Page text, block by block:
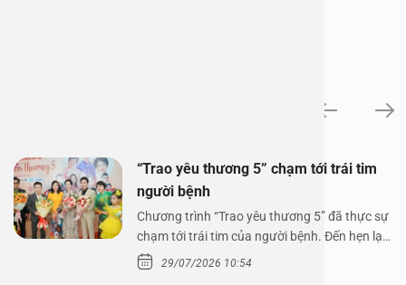
“Trao yêu thương 5” chạm tới trái tim
người bệnh
Chương trình “Trao yêu thương 5” đã thực sự
chạm tới trái tim của người bệnh. Đến hẹn lại
lên,…29/07/2026 10:54